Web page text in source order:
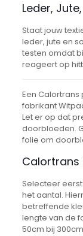
Leder,
Staat jouw
leder, jute en
testen omdat
reageert op
Een
fabrikant
Let er op dat
doorbloeden.
folie om
Calortrans
Selecteer
het aantal.
betreffende
lengte van de
50cm bij